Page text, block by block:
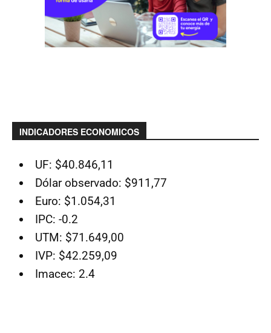
INDICADORES ECONOMICOS
UF: $40.846,11
Dólar observado: $911,77
Euro: $1.054,31
IPC: -0.2
UTM: $71.649,00
IVP: $42.259,09
Imacec: 2.4